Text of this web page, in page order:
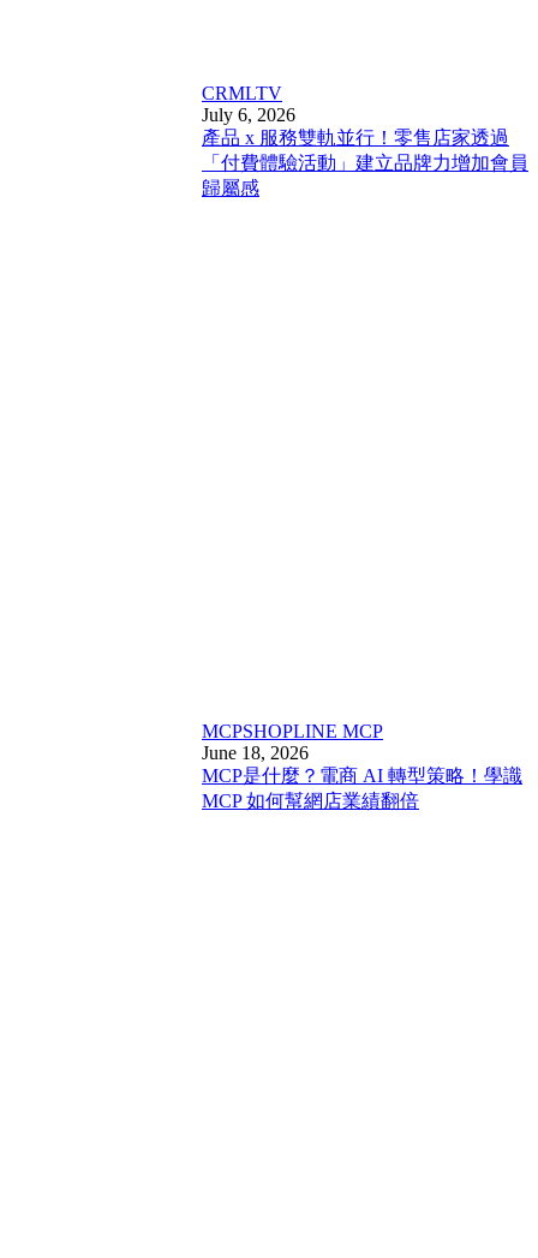
CRMLTV
July 6, 2026
產品 x 服務雙軌並行！零售店家透過
「付費體驗活動」建立品牌力增加會員
歸屬感
MCPSHOPLINE MCP
June 18, 2026
MCP是什麼？電商 AI 轉型策略！學識
MCP 如何幫網店業績翻倍